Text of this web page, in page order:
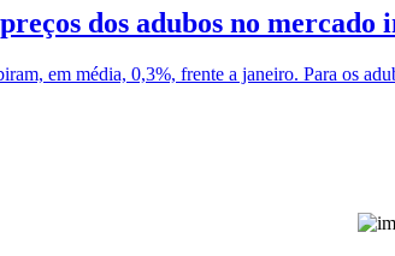
dos adubos no mercado
em média, 0,3%, frente a janeiro. Para os